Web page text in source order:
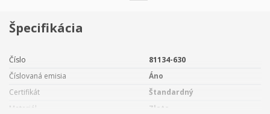
zakúpiť špeciálne navrhnuté darčekové balenie
Špecifikácia
Číslo
81134-630
Číslovaná emisia
Áno
Certifikát
Štandardný
Materiál
Zlato